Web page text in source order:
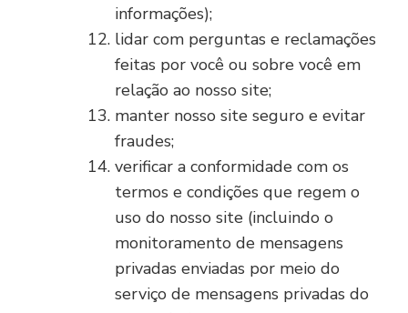
informações);
lidar com perguntas e reclamações
feitas por você ou sobre você em
relação ao nosso site;
manter nosso site seguro e evitar
fraudes;
verificar a conformidade com os
termos e condições que regem o
uso do nosso site (incluindo o
monitoramento de mensagens
privadas enviadas por meio do
serviço de mensagens privadas do